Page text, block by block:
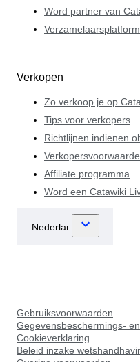
Word partner van
Verzamelaarsplatform
Verkopen
Zo verkoop je op
Tips voor verkopers
Richtlijnen indienen
Affiliate programma
Word een Catawiki
Gebruiksvoorwaarden
Gegevensbeschermings-
Cookieverklaring
Beleid inzake